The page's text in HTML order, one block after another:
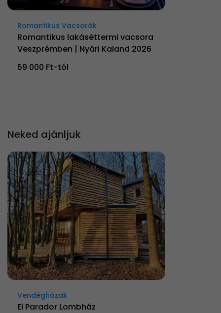
Romantikus Vacsorák
Romantikus lakáséttermi vacsora
Veszprémben | Nyári Kaland 2026
59 000 Ft-tól
Neked ajánljuk
Vendégházak
El Parador Lombház